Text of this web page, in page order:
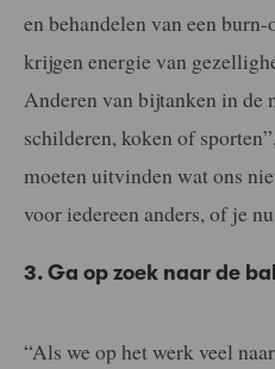
en behandelen van een
krijgen energie van
Anderen van bijtanken in de
schilderen, koken of
moeten uitvinden wat ons
voor iedereen anders, of je
3. Ga op zoek naar de
“Als we op het werk veel